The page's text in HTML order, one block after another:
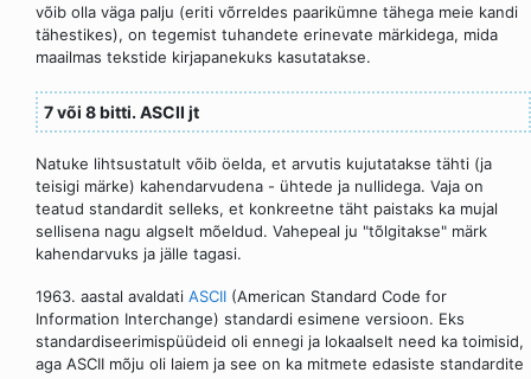
võib olla väga palju (eriti võrreldes paarikümne tähega meie kandi
tähestikes), on tegemist tuhandete erinevate märkidega, mida
maailmas tekstide kirjapanekuks kasutatakse.
7 või 8 bitti. ASCII jt
Natuke lihtsustatult võib öelda, et arvutis kujutatakse tähti (ja
teisigi märke) kahendarvudena - ühtede ja nullidega. Vaja on
teatud standardit selleks, et konkreetne täht paistaks ka mujal
sellisena nagu algselt mõeldud. Vahepeal ju "tõlgitakse" märk
kahendarvuks ja jälle tagasi.
1963. aastal avaldati ASCII (American Standard Code for
Information Interchange) standardi esimene versioon. Eks
standardiseerimispüüdeid oli ennegi ja lokaalselt need ka toimisid,
aga ASCII mõju oli laiem ja see on ka mitmete edasiste standardite